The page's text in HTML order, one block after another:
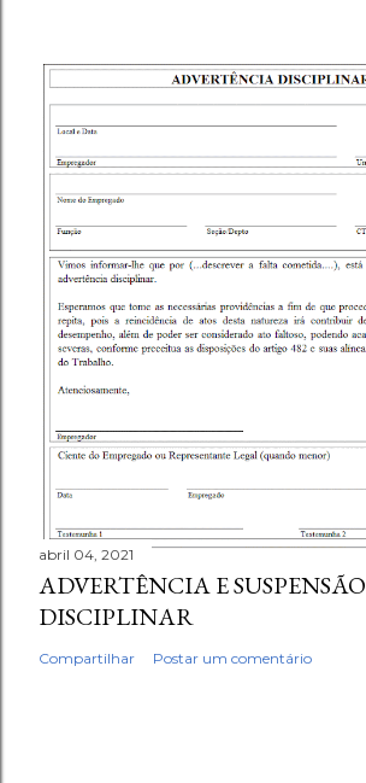
abril 04, 2021
ADVERTÊNCIA E SUSPENSÃO
DISCIPLINAR
Compartilhar Postar um comentário